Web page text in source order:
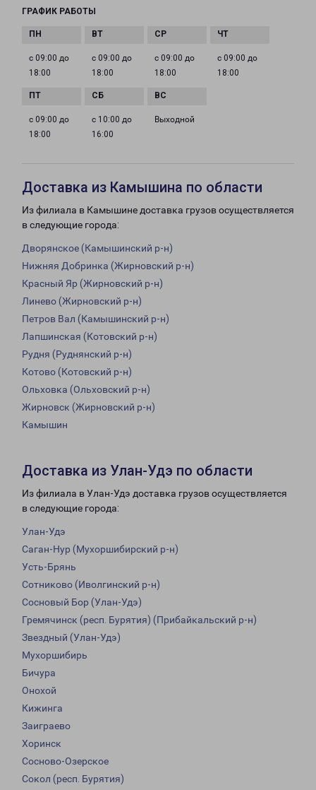
ГРАФИК РАБОТЫ
с 09:00 до
18:00
с 09:00 до
18:00
с 09:00 до
18:00
с 09:00 до
18:00
с 09:00 до
18:00
с 10:00 до
16:00
Выходной
Доставка из Камышина по области
Из филиала в Камышине доставка грузов осуществляется
в следующие города:
Дворянское (Камышинский р-н)
Нижняя Добринка (Жирновский р-н)
Красный Яр (Жирновский р-н)
Линево (Жирновский р-н)
Петров Вал (Камышинский р-н)
Лапшинская (Котовский р-н)
Рудня (Руднянский р-н)
Котово (Котовский р-н)
Ольховка (Ольховский р-н)
Жирновск (Жирновский р-н)
Камышин
Доставка из Улан-Удэ по области
Из филиала в Улан-Удэ доставка грузов осуществляется
в следующие города:
Улан-Удэ
Саган-Нур (Мухоршибирский р-н)
Усть-Брянь
Сотниково (Иволгинский р-н)
Сосновый Бор (Улан-Удэ)
Гремячинск (респ. Бурятия) (Прибайкальский р-н)
Звездный (Улан-Удэ)
Мухоршибирь
Бичура
Онохой
Кижинга
Заиграево
Хоринск
Сосново-Озерское
Сокол (респ. Бурятия)